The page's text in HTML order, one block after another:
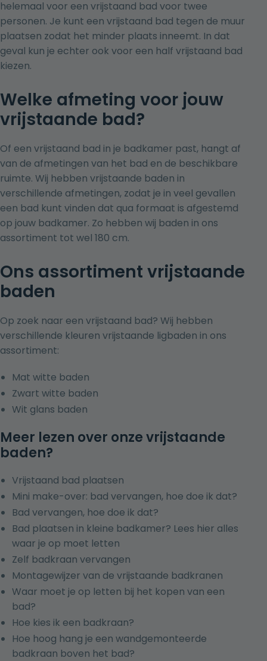
helemaal voor een vrijstaand bad voor twee
personen. Je kunt een vrijstaand bad tegen de muur
plaatsen zodat het minder plaats inneemt. In dat
geval kun je echter ook voor een half vrijstaand bad
kiezen.
Welke afmeting voor jouw
vrijstaande bad?
Of een vrijstaand bad in je badkamer past, hangt af
van de afmetingen van het bad en de beschikbare
ruimte. Wij hebben vrijstaande baden in
verschillende afmetingen, zodat je in veel gevallen
een bad kunt vinden dat qua formaat is afgestemd
op jouw badkamer. Zo hebben wij baden in ons
assortiment tot wel 180 cm.
Ons assortiment vrijstaande
baden
Op zoek naar een vrijstaand bad? Wij hebben
verschillende kleuren vrijstaande ligbaden in ons
assortiment:
Mat witte baden
Zwart witte baden
Wit glans baden
Meer lezen over onze vrijstaande
baden?
Vrijstaand bad plaatsen
Mini make-over: bad vervangen, hoe doe ik dat?
Bad vervangen, hoe doe ik dat?
Bad plaatsen in kleine badkamer? Lees hier alles
waar je op moet letten
Zelf badkraan vervangen
Montagewijzer van de vrijstaande badkranen
Waar moet je op letten bij het kopen van een
bad?
Hoe kies ik een badkraan?
Hoe hoog hang je een wandgemonteerde
badkraan boven het bad?